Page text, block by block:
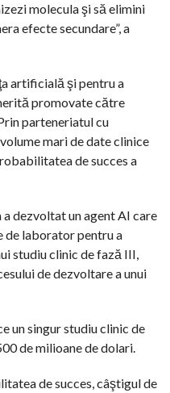
molecula şi să elimini
efecte secundare”, a
artificială şi pentru a
promovate către
parteneriatul cu
mari de date clinice
de succes a
dezvoltat un agent AI care
de laborator pentru a
studiu clinic de fază III,
de dezvoltare a unui
un singur studiu clinic de
de milioane de dolari.
de succes, câştigul de